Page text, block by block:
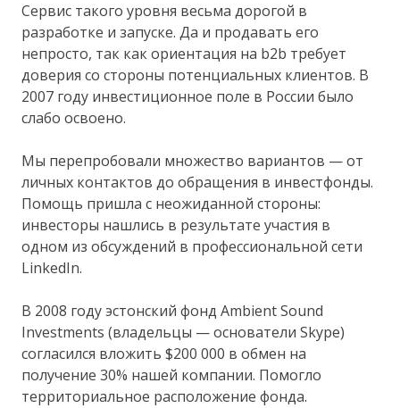
Сервис такого уровня весьма дорогой в
разработке и запуске. Да и продавать его
непросто, так как ориентация на b2b требует
доверия со стороны потенциальных клиентов. В
2007 году инвестиционное поле в России было
слабо освоено.
Мы перепробовали множество вариантов — от
личных контактов до обращения в инвестфонды.
Помощь пришла с неожиданной стороны:
инвесторы нашлись в результате участия в
одном из обсуждений в профессиональной сети
LinkedIn.
В 2008 году эстонский фонд Ambient Sound
Investments (владельцы — основатели Skype)
согласился вложить $200 000 в обмен на
получение 30% нашей компании. Помогло
территориальное расположение фонда.